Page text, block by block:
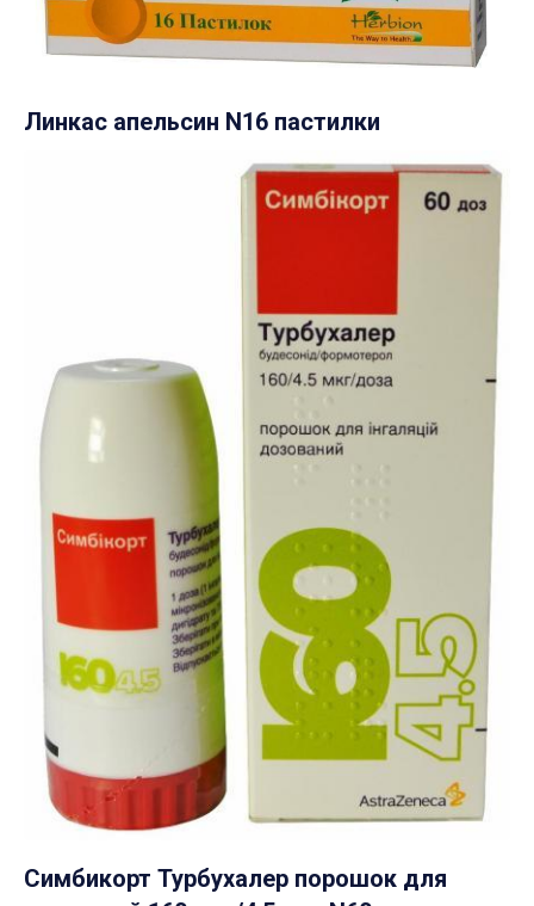
Линкас апельсин N16 пастилки
Симбикорт Турбухалер порошок для